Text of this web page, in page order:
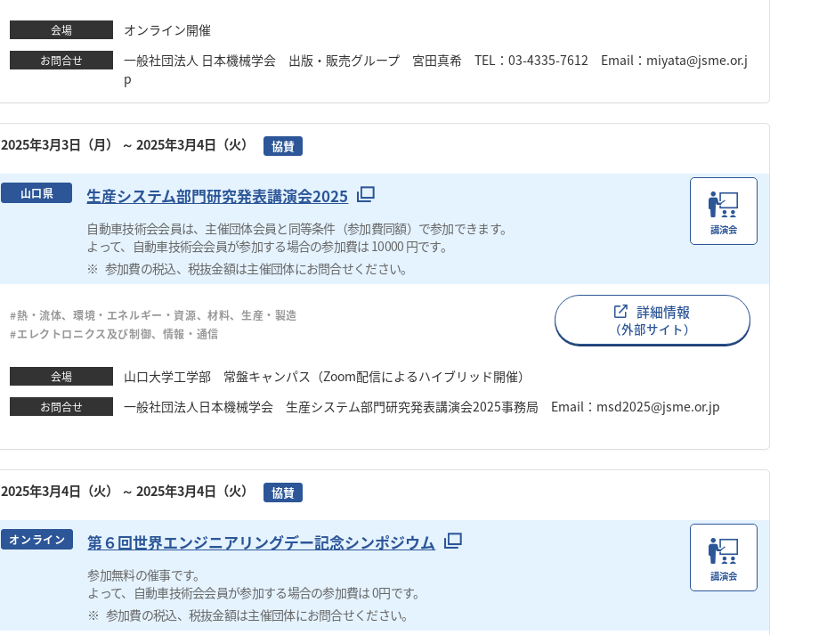
会場 オンライン開催
お問合せ
一般社団法人 日本機械学会 出版・販売グループ 宮田真希 TEL：03-4335-7612 Email：miyata@jsme.or.j
p
2025年3月3日（月） ～ 2025年3月4日（火） 協賛
山口県 生産システム部門研究発表講演会2025
自動車技術会会員は、主催団体会員と同等条件（参加費同額）で参加できます。
よって、自動車技術会会員が参加する場合の参加費は 10000 円です。
参加費の税込、税抜金額は主催団体にお問合せください。
講演会
#熱・流体、環境・エネルギー・資源、材料、生産・製造
#エレクトロニクス及び制御、情報・通信
詳細情報
（外部サイト）
会場 山口大学工学部​ 常盤キャンパス（Zoom配信によるハイブリッド開催）
お問合せ 一般社団法人日本機械学会 生産システム部門研究発表講演会2025事務局 Email：msd2025@jsme.or.jp
2025年3月4日（火） ～ 2025年3月4日（火） 協賛
オンライン 第６回世界エンジニアリングデー記念シンポジウム
参加無料の催事です。
よって、自動車技術会会員が参加する場合の参加費は 0円です。
参加費の税込、税抜金額は主催団体にお問合せください。
講演会